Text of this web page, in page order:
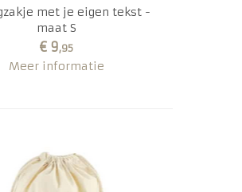
met je eigen tekst -
maat S
€ 9,95
Meer informatie